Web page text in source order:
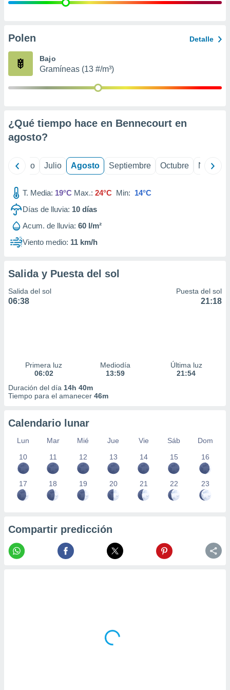
e
publicidad
Polen Detalle
Bajo
Gramíneas (13 #/m³)
¿Qué tiempo hace en Bennecourt en
agosto?
Junio Julio Agosto Septiembre Octubre
T. Media: 19°C Max.: 24°C Min: 14°C
Días de lluvia: 10 días
Acum. de lluvia: 60 l/m²
Viento medio: 11 km/h
Salida y Puesta del sol
Salida del sol
06:38
Puesta del sol
21:18
Primera luz
06:02
Mediodía
13:59
Última luz
21:54
Duración del día 14h 40m
Tiempo para el amanecer 46m
Calendario lunar
Lun Mar Mié Jue Vie Sáb
Dom
10
11 12 13 14 15 16
17 18 19 20 21 22 23
Compartir predicción